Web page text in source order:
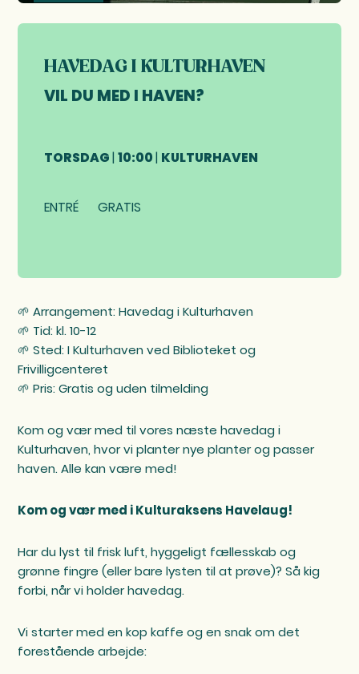
HAVEDAG I KULTURHAVEN
VIL DU MED I HAVEN?
TORSDAG| 10:00| KULTURHAVEN
ENTRÉ GRATIS
🌱 Arrangement: Havedag i Kulturhaven
🌱 Tid: kl. 10-12
🌱 Sted: I Kulturhaven ved Biblioteket og
Frivilligcenteret
🌱 Pris: Gratis og uden tilmelding
Kom og vær med til vores næste havedag i
Kulturhaven, hvor vi planter nye planter og passer
haven. Alle kan være med!
Kom og vær med i Kulturaksens Havelaug!
Har du lyst til frisk luft, hyggeligt fællesskab og
grønne fingre (eller bare lysten til at prøve)? Så kig
forbi, når vi holder havedag.
Vi starter med en kop kaffe og en snak om det
forestående arbejde: